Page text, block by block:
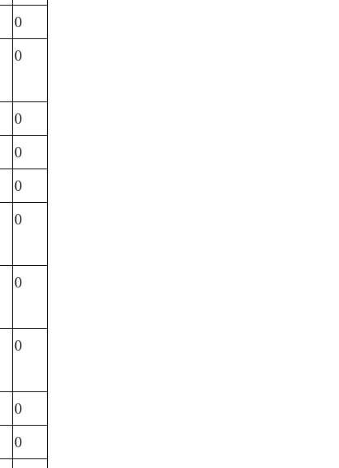
0
0
0
0
0
0
0
0
0
0